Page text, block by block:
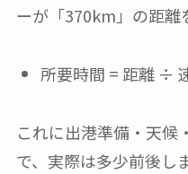
ーが「370km」の距離
所要時間 = 距離 ÷
これに出港準備・天候
で、実際は多少前後し